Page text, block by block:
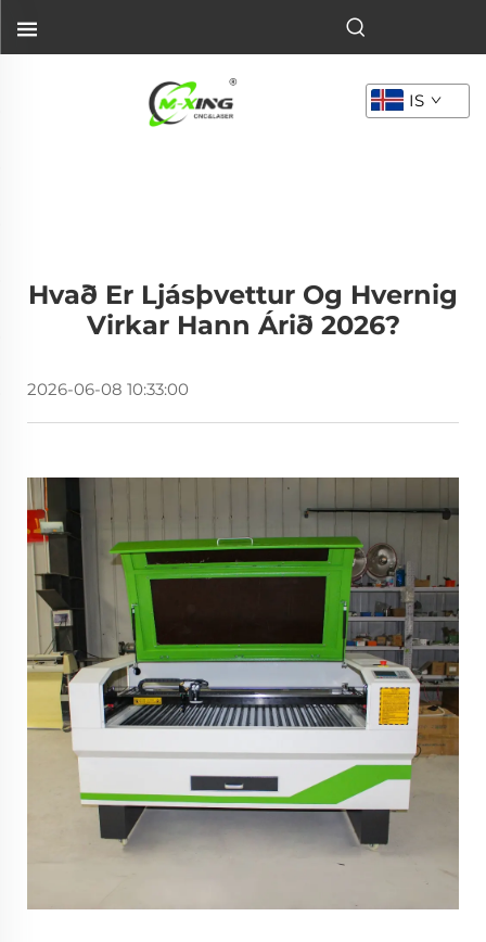
IS
Hvað Er Ljásþvettur Og Hvernig
Virkar Hann Árið 2026?
2026-06-08 10:33:00